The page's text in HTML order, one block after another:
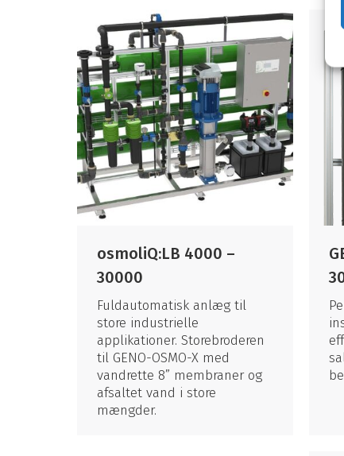
osmoliQ:LB 4000 –
30000
Fuldautomatisk anlæg til
store industrielle
applikationer. Storebroderen
til GENO-OSMO-X med
vandrette 8” membraner og
afsaltet vand i store
mængder.